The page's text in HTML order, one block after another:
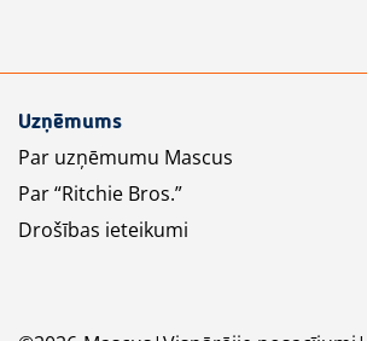
Uzņēmums
Par uzņēmumu Mascus
Par “Ritchie Bros.”
Drošības ieteikumi